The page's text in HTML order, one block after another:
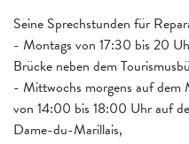
Seine Sprechstunden für
- Montags von 17:30 bis 20
Brücke neben dem
- Mittwochs morgens auf
von 14:00 bis 18:00 Uhr auf
Dame-du-Marillais,